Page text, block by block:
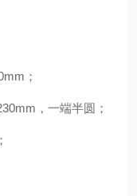
；
，一端半圆；
；